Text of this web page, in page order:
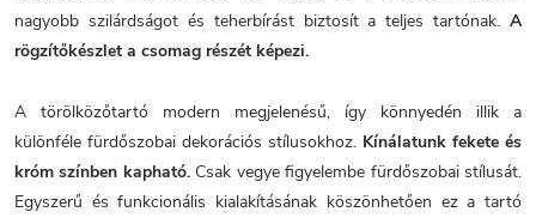
nagyobb szilárdságot és teherbírást biztosít a teljes tartónak. A
rögzítőkészlet a csomag részét képezi.
A törölközőtartó modern megjelenésű, így könnyedén illik a
különféle fürdőszobai dekorációs stílusokhoz. Kínálatunk fekete és
króm színben kapható.Csak vegye figyelembe fürdőszobai stílusát.
Egyszerű és funkcionális kialakításának köszönhetően ez a tartó